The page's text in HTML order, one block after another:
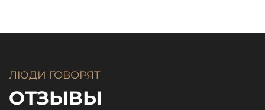
ЛЮДИ ГОВОРЯТ
ОТЗЫВЫ